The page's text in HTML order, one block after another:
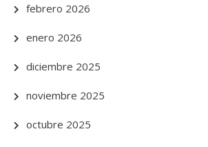
febrero 2026
enero 2026
diciembre 2025
noviembre 2025
octubre 2025